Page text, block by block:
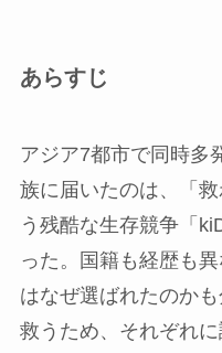
あらすじ
アジア7都市で同時多
族に届いたのは、「
う残酷な生存競争「
った。国籍も経歴も
はなぜ選ばれたのか
救うため、それぞれ